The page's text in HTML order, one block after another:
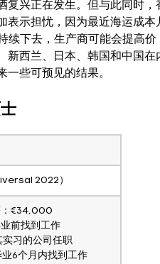
复兴正在发生。但与此同时，
表示担忧，因为最近海运成本
续下去，生产商可能会提高价
新西兰、日本、韩国和中国在
一些可预见的结果。
2022）
：€34,000
前找到工作
习的公司任职
6个月内找到工作